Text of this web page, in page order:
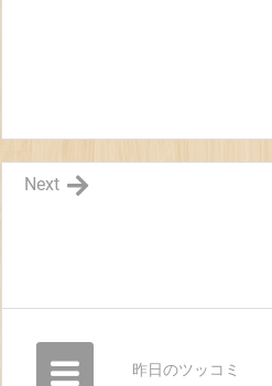
Next
昨日のツッコミ